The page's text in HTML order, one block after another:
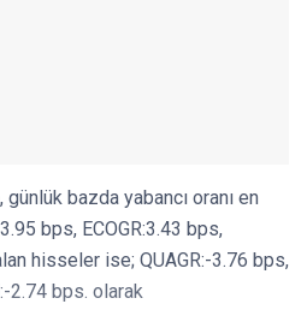
bazda yabancı oranı en
bps, ECOGR:3.43 bps,
hisseler ise; QUAGR:-3.76 bps,
2.74 bps. olarak